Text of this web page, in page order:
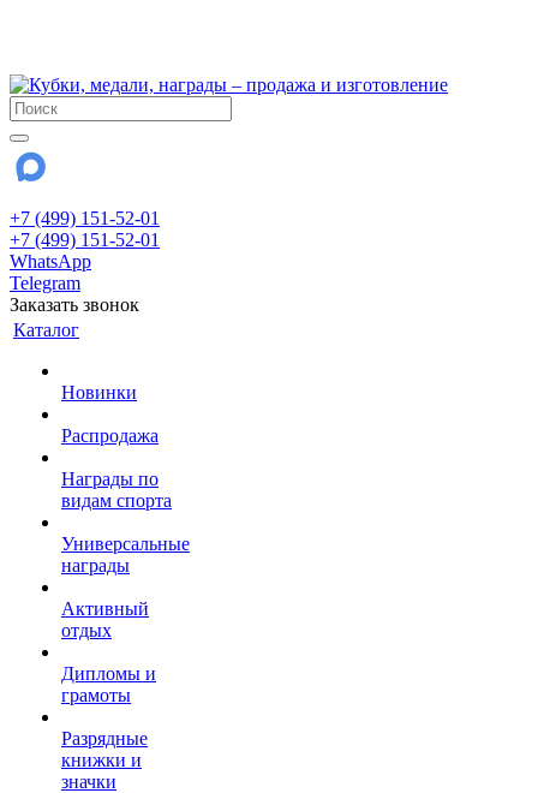
+7 (499) 151-52-01
+7 (499) 151-52-01
WhatsApp
Telegram
Заказать звонок
Каталог
Новинки
Распродажа
Награды по
видам спорта
Универсальные
награды
Активный
отдых
Дипломы и
грамоты
Разрядные
книжки и
значки